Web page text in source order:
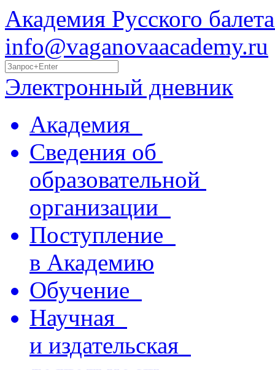
Академия Русского
info@vaganovaacademy.ru
Электронный дневник
Академия
Сведения об
образовательной
организации
Поступление
в Академию
Обучение
Научная
и издательская